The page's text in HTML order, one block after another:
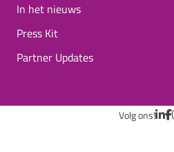
In het nieuws
Press Kit
Partner Updates
Volg ons!